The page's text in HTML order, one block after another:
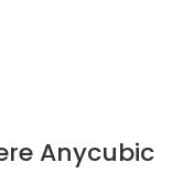
Anycubic